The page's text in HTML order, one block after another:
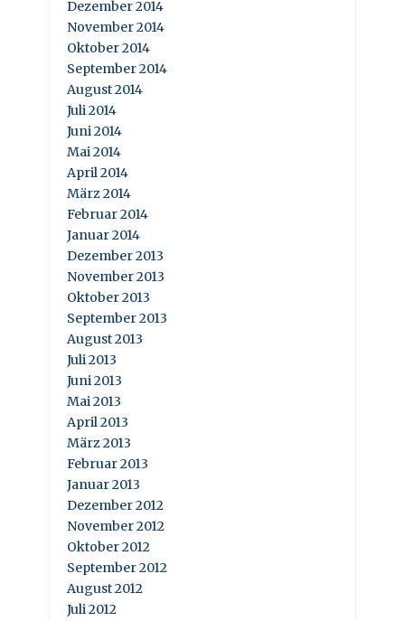
Dezember 2014
November 2014
Oktober 2014
September 2014
August 2014
Juli 2014
Juni 2014
Mai 2014
April 2014
März 2014
Februar 2014
Januar 2014
Dezember 2013
November 2013
Oktober 2013
September 2013
August 2013
Juli 2013
Juni 2013
Mai 2013
April 2013
März 2013
Februar 2013
Januar 2013
Dezember 2012
November 2012
Oktober 2012
September 2012
August 2012
Juli 2012